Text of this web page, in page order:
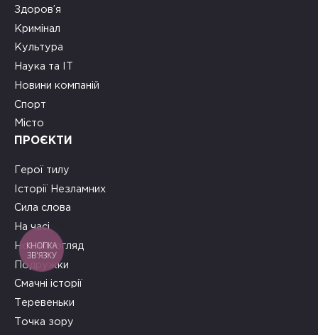
Здоров’я
Кримінал
Культура
Наука та ІТ
Новини компаній
Спорт
Місто
ПРОЄКТИ
Герої тилу
Історії Незламних
Сила слова
На часі
Новий погляд
Подружки
Смачні історії
Теревеньки
Точка зору
КНОПКА
ЗВ'ЯЗКУ